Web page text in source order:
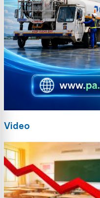
Video